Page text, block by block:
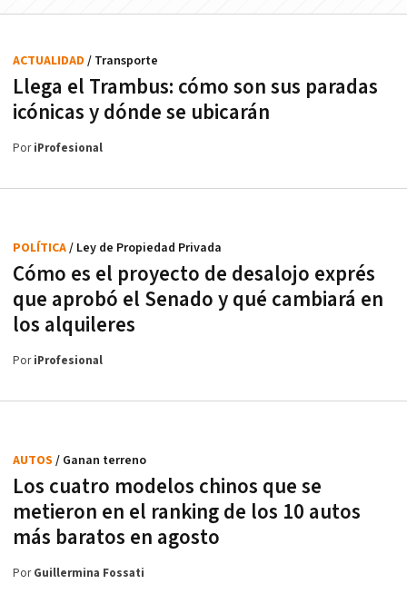
Llega el Trambus: cómo son sus paradas
icónicas y dónde se ubicarán
ACTUALIDAD / Transporte
PoriProfesional
Cómo es el proyecto de desalojo exprés
que aprobó el Senado y qué cambiará en
los alquileres
POLÍTICA/ Ley de Propiedad Privada
PoriProfesional
Los cuatro modelos chinos que se
metieron en el ranking de los 10 autos
más baratos en agosto
AUTOS / Ganan terreno
PorGuillermina Fossati